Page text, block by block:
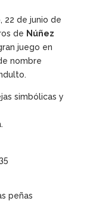
22 de junio de
de Núñez
juego en
nombre
simbólicas y
peñas